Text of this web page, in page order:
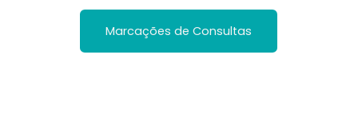
Marcações de Consultas